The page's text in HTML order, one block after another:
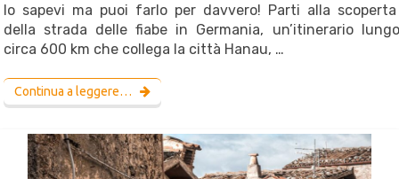
lo sapevi ma puoi farlo per davvero! Parti alla scoperta
della strada delle fiabe in Germania, un’itinerario lungo
circa 600 km che collega la città Hanau, …
Continua a leggere…